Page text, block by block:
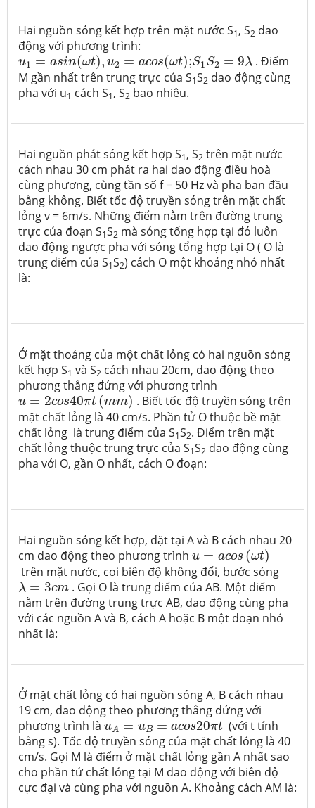
Hai nguồn sóng kết hợp trên mặt nước S1, S2 dao
động với phương trình:
u1 = asin(ωt), u2 = acos(ωt);S1S2 = 9λ
u1=a sin(ωt),u2=acos(ωt) S1S2 =9
. Điểm
M gần nhất trên trung trực của S1S2 dao động cùng
pha với u1 cách S1, S2 bao nhiêu.
Hai nguồn phát sóng kết hợp S1, S2 trên mặt nước
cách nhau 30 cm phát ra hai dao động điều hoà
cùng phương, cùng tần số f = 50 Hz và pha ban đầu
bằng không. Biết tốc độ truyền sóng trên mặt chất
lỏng v = 6m/s. Những điểm nằm trên đường trung
trực của đoạn S1S2 mà sóng tổng hợp tại đó luôn
dao động ngược pha với sóng tổng hợp tại O ( O là
trung điểm của S1S2) cách O một khoảng nhỏ nhất
là:
Ở mặt thoáng của một chất lỏng có hai nguồn sóng
kết hợp S1 và S2 cách nhau 20cm, dao động theo
phương thẳng đứng với phương trình
u = 2cos40πt (mm)
u=2cos40πt(mm)
. Biết tốc độ truyền sóng trên
mặt chất lỏng là 40 cm/s. Phần tử O thuộc bề mặt
chất lỏng là trung điểm của S1S2. Điểm trên mặt
chất lỏng thuộc trung trực của S1S2 dao động cùng
pha với O, gần O nhất, cách O đoạn:
Hai nguồn sóng kết hợp, đặt tại A và B cách nhau 20
cm dao động theo phương trình u = acos (ωt)
u= acos(ωt)
trên mặt nước, coi biên độ không đổi, bước sóng
λ = 3cm
λ=3cm . Gọi O là trung điểm của AB. Một điểm
nằm trên đường trung trực AB, dao động cùng pha
với các nguồn A và B, cách A hoặc B một đoạn nhỏ
nhất là:
Ở mặt chất lỏng có hai nguồn sóng A, B cách nhau
19 cm, dao động theo phương thẳng đứng với
phương trình là uA = uB = acos20πt
uA=u B=acos20πt
(với t tính
bằng s). Tốc độ truyền sóng của mặt chất lỏng là 40
cm/s. Gọi M là điểm ở mặt chất lỏng gần A nhất sao
cho phần tử chất lỏng tại M dao động với biên độ
cực đại và cùng pha với nguồn A. Khoảng cách AM là: